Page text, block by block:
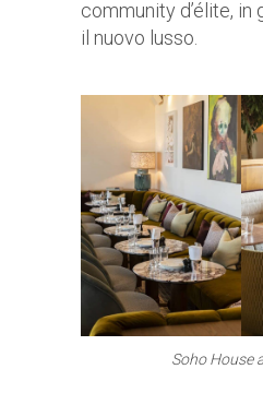
community d’élite, in
il nuovo lusso.
Soho House